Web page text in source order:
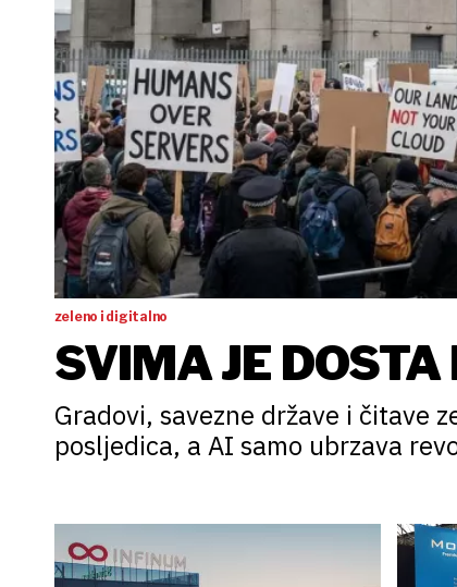
zeleno i digitalno
SVIMA JE
Gradovi, savezne države i čitave
posljedica, a AI samo ubrzava